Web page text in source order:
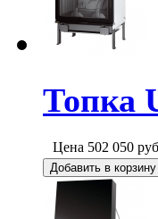
Топка
Цена 502 050 руб
Добавить в корзину